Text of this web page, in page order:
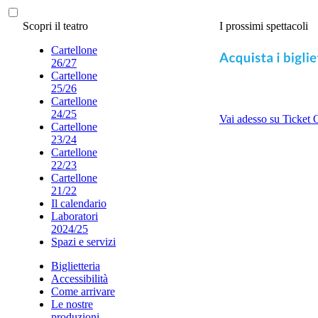
Scopri il teatro
Cartellone
26/27
Cartellone
25/26
Cartellone
24/25
Cartellone
23/24
Cartellone
22/23
Cartellone
21/22
Il calendario
Laboratori
2024/25
Spazi e servizi
Biglietteria
Accessibilità
Come arrivare
Le nostre
I prossimi spettacoli
Vai adesso su Ticket